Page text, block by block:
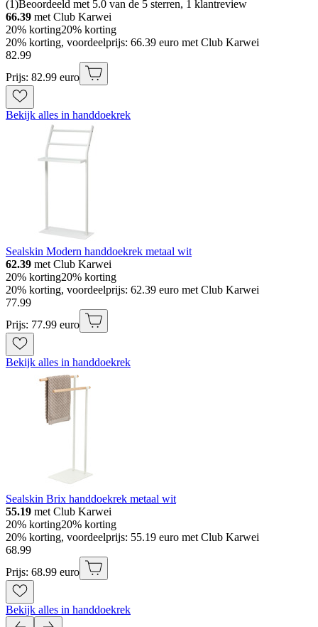
(1 )Beoordeeld met 5.0 van de 5 sterren, 1 klantreview
66.39 met Club Karwei
20% korting20% korting
20% korting, voordeelprijs: 66.39 euro met Club Karwei
82.99
Prijs: 82.99 euro
Bekijk alles in handdoekrek
Sealskin Modern handdoekrek metaal wit
62.39 met Club Karwei
20% korting20% korting
20% korting, voordeelprijs: 62.39 euro met Club Karwei
77.99
Prijs: 77.99 euro
Bekijk alles in handdoekrek
Sealskin Brix handdoekrek metaal wit
55.19 met Club Karwei
20% korting20% korting
20% korting, voordeelprijs: 55.19 euro met Club Karwei
68.99
Prijs: 68.99 euro
Bekijk alles in handdoekrek